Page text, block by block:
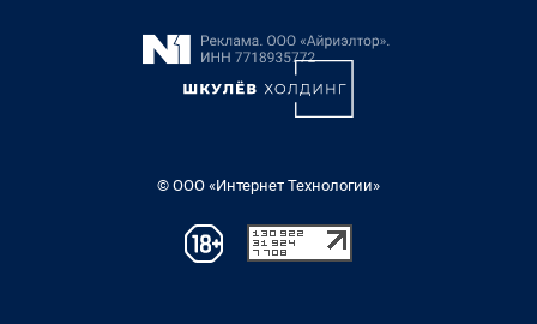
© ООО «Интернет Технологии»